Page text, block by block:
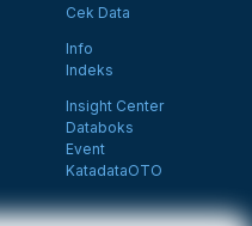
Cek Data
Info
Indeks
Insight Center
Databoks
Event
KatadataOTO